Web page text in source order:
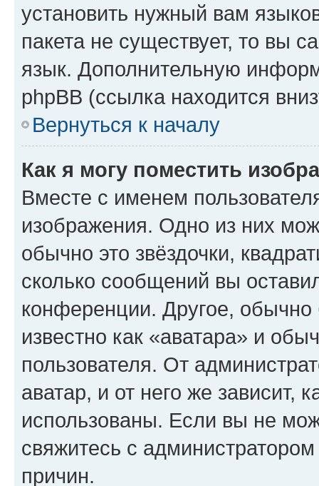
установить нужный вам
пакета не существует, то вы
язык. Дополнительную
phpBB (ссылка находится
Вернуться к началу
Как я могу поместить
Вместе с именем
изображения. Одно из них
обычно это звёздочки,
сколько сообщений вы
конференции. Другое,
известно как «аватара» и
пользователя. От
аватар, и от него же зависит,
использованы. Если вы не
свяжитесь с
причин.